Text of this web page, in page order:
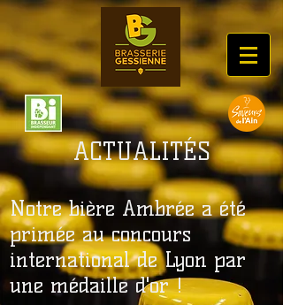
ACTUALITÉS
Notre bière Ambrée a été
primée au concours
international de Lyon par
une médaille d'or !